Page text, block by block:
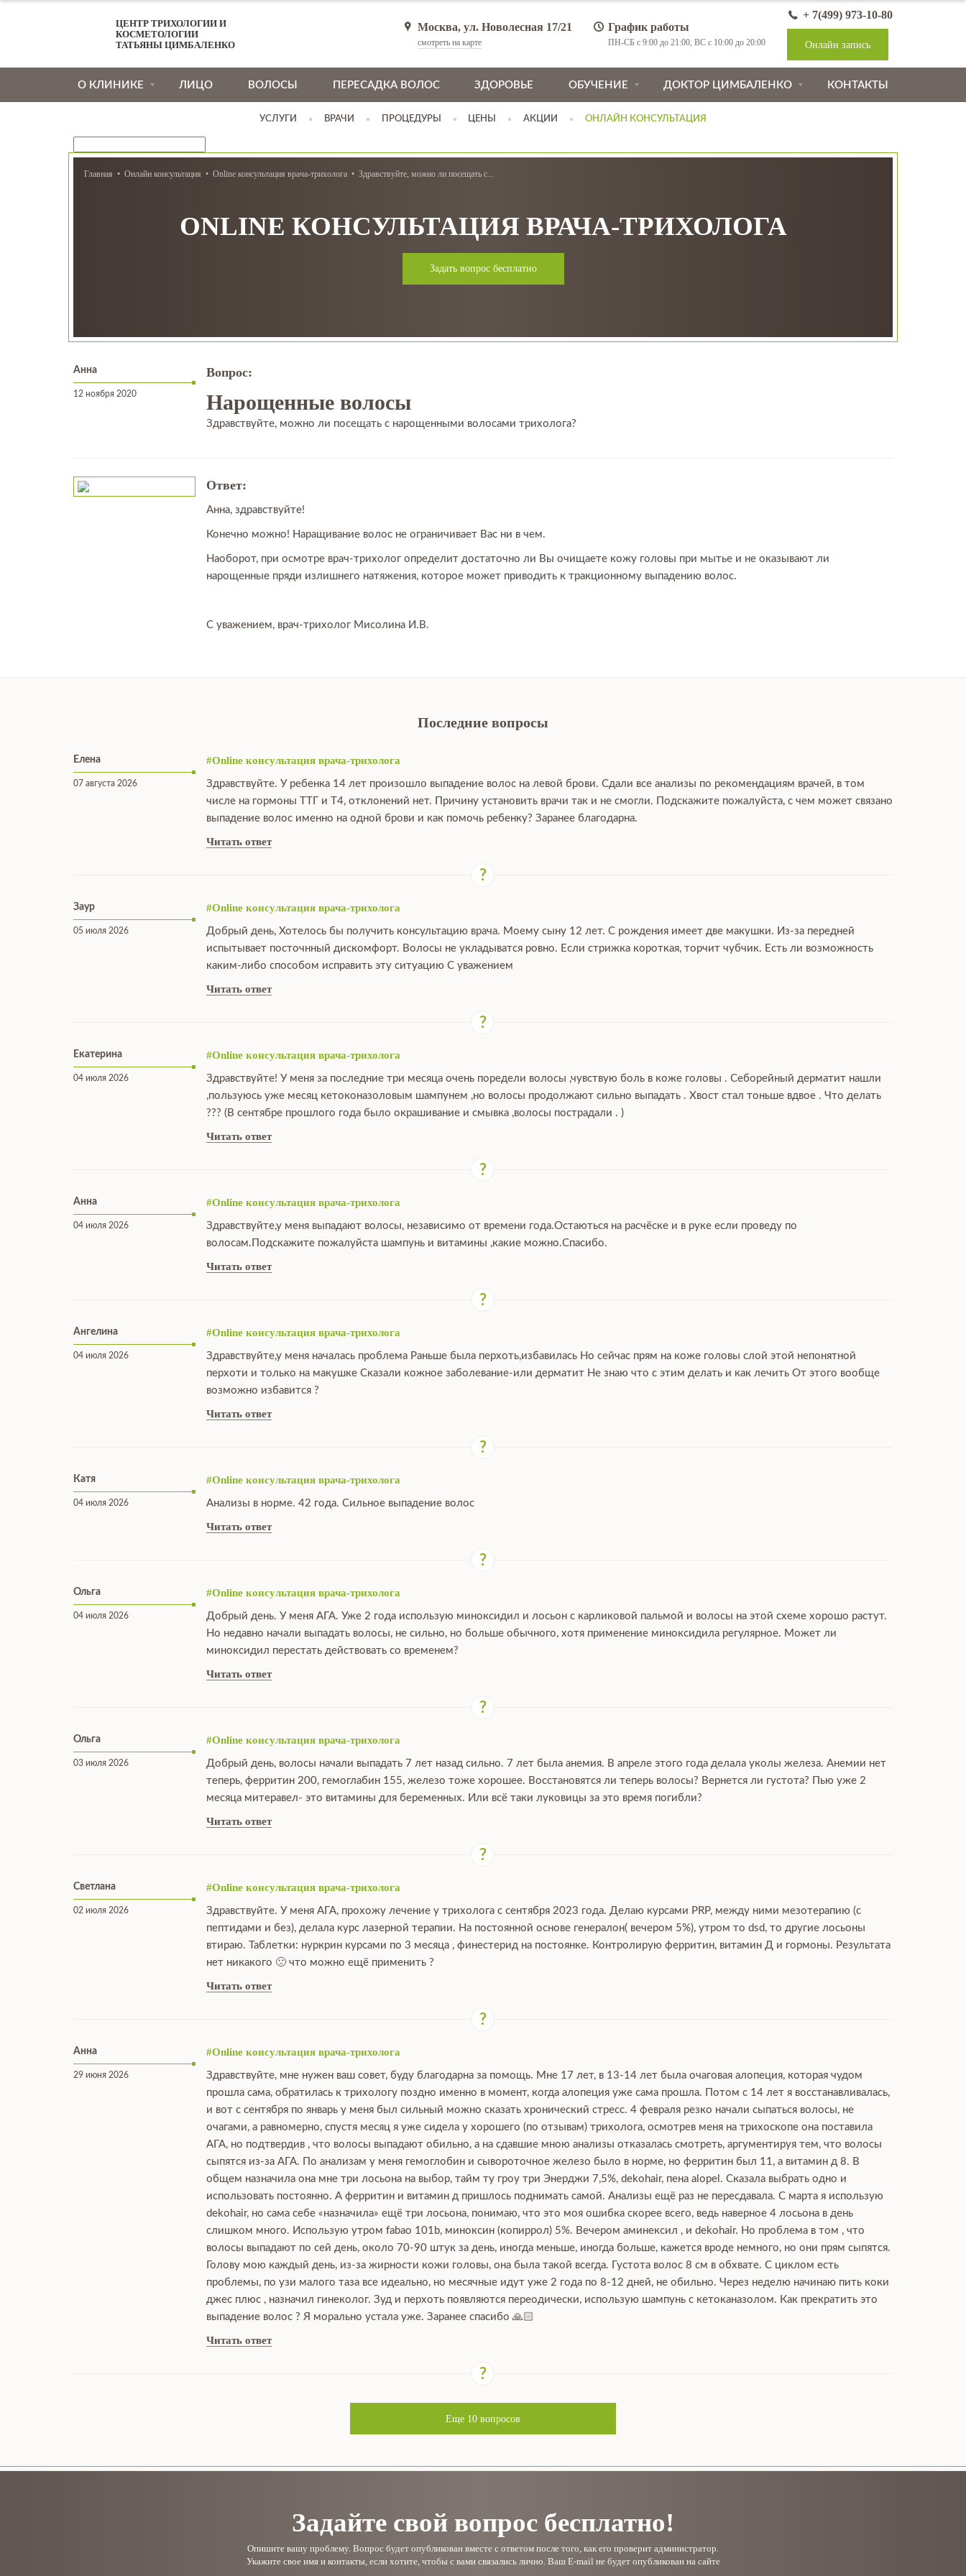
ЦЕНТР ТРИХОЛОГИИ И
КОСМЕТОЛОГИИ
ТАТЬЯНЫ ЦИМБАЛЕНКО
Москва, ул. Новолесная 17/21
смотреть на карте
График работы
ПН-СБ с 9:00 до 21:00, ВС с 10:00 до 20:00
+ 7(499) 973-10-80
Онлайн запись
О КЛИНИКЕ ЛИЦО ВОЛОСЫ ПЕРЕСАДКА ВОЛОС ЗДОРОВЬЕ ОБУЧЕНИЕ ДОКТОР ЦИМБАЛЕНКО КОНТАКТЫ
УСЛУГИ ВРАЧИ ПРОЦЕДУРЫ ЦЕНЫ АКЦИИ ОНЛАЙН КОНСУЛЬТАЦИЯ
Главная Онлайн консультация Online консультация врача-трихолога Здравствуйте, можно ли посещать с...
ONLINE КОНСУЛЬТАЦИЯ ВРАЧА-ТРИХОЛОГА
Задать вопрос бесплатно
Анна
12 ноября 2020
Вопрос:
Нарощенные волосы
Здравствуйте, можно ли посещать с нарощенными волосами трихолога?
Ответ:
Анна, здравствуйте!
Конечно можно! Наращивание волос не ограничивает Вас ни в чем.
Наоборот, при осмотре врач-трихолог определит достаточно ли Вы очищаете кожу головы при мытье и не оказывают ли
нарощенные пряди излишнего натяжения, которое может приводить к тракционному выпадению волос.
С уважением, врач-трихолог Мисолина И.В.
Последние вопросы
Елена
07 августа 2026
#Online консультация врача-трихолога
Здравствуйте. У ребенка 14 лет произошло выпадение волос на левой брови. Сдали все анализы по рекомендациям врачей, в том
числе на гормоны ТТГ и Т4, отклонений нет. Причину установить врачи так и не смогли. Подскажите пожалуйста, с чем может связано
выпадение волос именно на одной брови и как помочь ребенку? Заранее благодарна.
Читать ответ
Заур
05 июля 2026
#Online консультация врача-трихолога
Добрый день, Хотелось бы получить консультацию врача. Моему сыну 12 лет. С рождения имеет две макушки. Из-за передней
испытывает посточнный дискомфорт. Волосы не укладыватся ровно. Если стрижка короткая, торчит чубчик. Есть ли возможность
каким-либо способом исправить эту ситуацию С уважением
Читать ответ
Екатерина
04 июля 2026
#Online консультация врача-трихолога
Здравствуйте! У меня за последние три месяца очень поредели волосы ,чувствую боль в коже головы . Себорейный дерматит нашли
,пользуюсь уже месяц кетоконазоловым шампунем ,но волосы продолжают сильно выпадать . Хвост стал тоньше вдвое . Что делать
??? (В сентябре прошлого года было окрашивание и смывка ,волосы пострадали . )
Читать ответ
Анна
04 июля 2026
#Online консультация врача-трихолога
Здравствуйте,у меня выпадают волосы, независимо от времени года.Остаються на расчёске и в руке если проведу по
волосам.Подскажите пожалуйста шампунь и витамины ,какие можно.Спасибо.
Читать ответ
Ангелина
04 июля 2026
#Online консультация врача-трихолога
Здравствуйте,у меня началась проблема Раньше была перхоть,избавилась Но сейчас прям на коже головы слой этой непонятной
перхоти и только на макушке Сказали кожное заболевание-или дерматит Не знаю что с этим делать и как лечить От этого вообще
возможно избавится ?
Читать ответ
Катя
04 июля 2026
#Online консультация врача-трихолога
Анализы в норме. 42 года. Сильное выпадение волос
Читать ответ
Ольга
04 июля 2026
#Online консультация врача-трихолога
Добрый день. У меня АГА. Уже 2 года использую миноксидил и лосьон с карликовой пальмой и волосы на этой схеме хорошо растут.
Но недавно начали выпадать волосы, не сильно, но больше обычного, хотя применение миноксидила регулярное. Может ли
миноксидил перестать действовать со временем?
Читать ответ
Ольга
03 июля 2026
#Online консультация врача-трихолога
Добрый день, волосы начали выпадать 7 лет назад сильно. 7 лет была анемия. В апреле этого года делала уколы железа. Анемии нет
теперь, ферритин 200, гемоглабин 155, железо тоже хорошее. Восстановятся ли теперь волосы? Вернется ли густота? Пью уже 2
месяца митеравел- это витамины для беременных. Или всё таки луковицы за это время погибли?
Читать ответ
Светлана
02 июля 2026
#Online консультация врача-трихолога
Здравствуйте. У меня АГА, прохожу лечение у трихолога с сентября 2023 года. Делаю курсами PRP, между ними мезотерапию (с
пептидами и без), делала курс лазерной терапии. На постоянной основе генералон( вечером 5%), утром то dsd, то другие лосьоны
втираю. Таблетки: нуркрин курсами по 3 месяца , финестерид на постоянке. Контролирую ферритин, витамин Д и гормоны. Результата
нет никакого 🙁 что можно ещё применить ?
Читать ответ
Анна
29 июня 2026
#Online консультация врача-трихолога
Здравствуйте, мне нужен ваш совет, буду благодарна за помощь. Мне 17 лет, в 13-14 лет была очаговая алопеция, которая чудом
прошла сама, обратилась к трихологу поздно именно в момент, когда алопеция уже сама прошла. Потом с 14 лет я восстанавливалась,
и вот с сентября по январь у меня был сильный можно сказать хронический стресс. 4 февраля резко начали сыпаться волосы, не
очагами, а равномерно, спустя месяц я уже сидела у хорошего (по отзывам) трихолога, осмотрев меня на трихоскопе она поставила
АГА, но подтвердив , что волосы выпадают обильно, а на сдавшие мною анализы отказалась смотреть, аргументируя тем, что волосы
сыпятся из-за АГА. По анализам у меня гемоглобин и сывороточное железо было в норме, но ферритин был 11, а витамин д 8. В
общем назначила она мне три лосьона на выбор, тайм ту гроу три Энерджи 7,5%, dekohair, пена alopel. Сказала выбрать одно и
использовать постоянно. А ферритин и витамин д пришлось поднимать самой. Анализы ещё раз не пересдавала. С марта я использую
dekohair, но сама себе «назначила» ещё три лосьона, понимаю, что это моя ошибка скорее всего, ведь наверное 4 лосьона в день
слишком много. Использую утром fabao 101b, миноксин (копиррол) 5%. Вечером аминексил , и dekohair. Но проблема в том , что
волосы выпадают по сей день, около 70-90 штук за день, иногда меньше, иногда больше, кажется вроде немного, но они прям сыпятся.
Голову мою каждый день, из-за жирности кожи головы, она была такой всегда. Густота волос 8 см в обхвате. С циклом есть
проблемы, по узи малого таза все идеально, но месячные идут уже 2 года по 8-12 дней, не обильно. Через неделю начинаю пить коки
джес плюс , назначил гинеколог. Зуд и перхоть появляются переодически, использую шампунь с кетоканазолом. Как прекратить это
выпадение волос ? Я морально устала уже. Заранее спасибо 🙏🏻
Читать ответ
Еще 10 вопросов
Задайте свой вопрос бесплатно!
Опишите вашу проблему. Вопрос будет опубликован вместе с ответом после того, как его проверит администратор.
Укажите свое имя и контакты, если хотите, чтобы с вами связались лично. Ваш E-mail не будет опубликован на сайте